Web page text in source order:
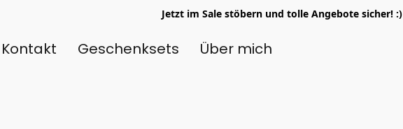
Jetzt im Sale stöbern und tolle Angebote sicher! :)
Kontakt Geschenksets Über mich